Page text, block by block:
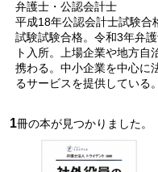
弁護士・公認会計士
平成18年公認会計士試験合
試験試験合格。令和3年弁
ト入所。上場企業や地方自
携わる。中小企業を中心に
るサービスを提供している。
1冊の本が見つかりました